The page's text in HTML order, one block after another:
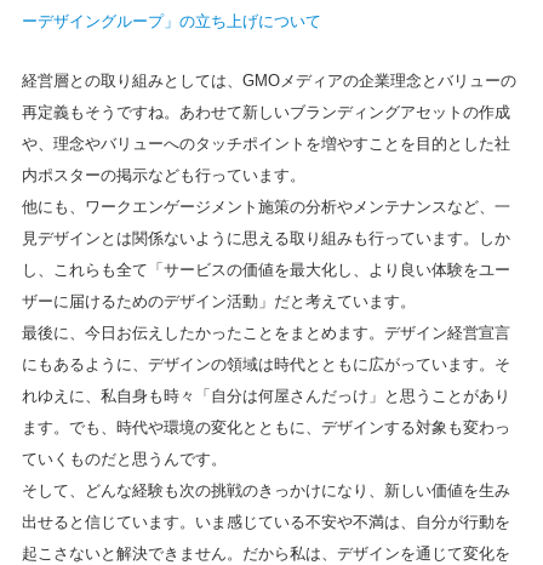
ーデザイングループ」の立ち上げについて
経営層との取り組みとしては、GMOメディアの企業理念とバリューの
再定義もそうですね。あわせて新しいブランディングアセットの作成
や、理念やバリューへのタッチポイントを増やすことを目的とした社
内ポスターの掲示なども行っています。
他にも、ワークエンゲージメント施策の分析やメンテナンスなど、一
見デザインとは関係ないように思える取り組みも行っています。しか
し、これらも全て「サービスの価値を最大化し、より良い体験をユー
ザーに届けるためのデザイン活動」だと考えています。
最後に、今日お伝えしたかったことをまとめます。デザイン経営宣言
にもあるように、デザインの領域は時代とともに広がっています。そ
れゆえに、私自身も時々「自分は何屋さんだっけ」と思うことがあり
ます。でも、時代や環境の変化とともに、デザインする対象も変わっ
ていくものだと思うんです。
そして、どんな経験も次の挑戦のきっかけになり、新しい価値を生み
出せると信じています。いま感じている不安や不満は、自分が行動を
起こさないと解決できません。だから私は、デザインを通じて変化を